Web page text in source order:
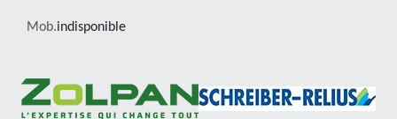
Mob.indisponible